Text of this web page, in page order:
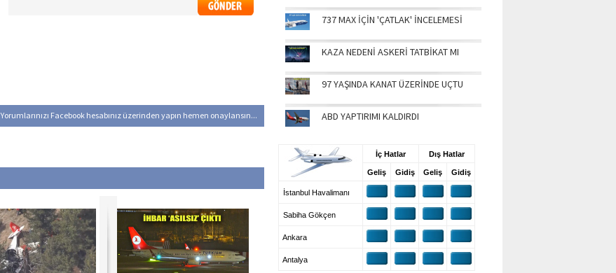
Yorumlarınızı Facebook hesabınız üzerinden yapın hemen onaylansın...
737 MAX İÇİN 'ÇATLAK' İNCELEMESİ
KAZA NEDENİ ASKERİ TATBİKAT MI
97 YAŞINDA KANAT ÜZERİNDE UÇTU
ABD YAPTIRIMI KALDIRDI
İç Hatlar Dış Hatlar
Geliş Gidiş Geliş Gidiş
İstanbul Havalimanı
Sabiha Gökçen
Ankara
Antalya